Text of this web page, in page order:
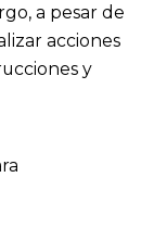
a pesar de
acciones
y